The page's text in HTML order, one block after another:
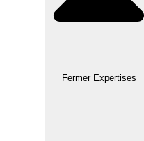
Fermer Expertises